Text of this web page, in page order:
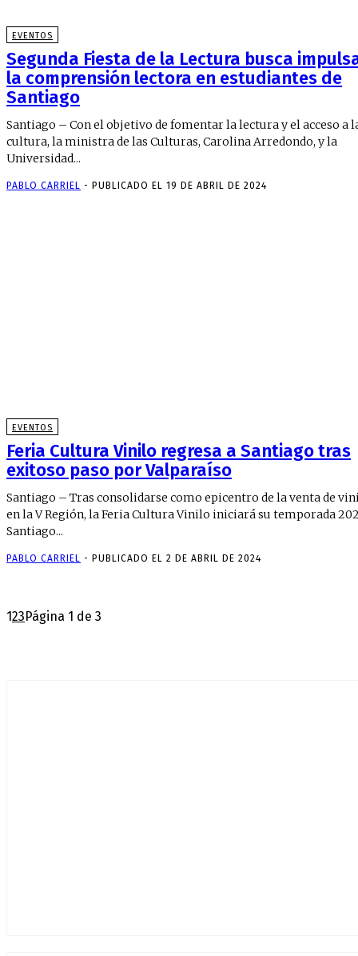
EVENTOS
Segunda Fiesta de la Lectura busca
la comprensión lectora en estudiantes de
Santiago
Santiago – Con el objetivo de fomentar la lectura y el acceso a
cultura, la ministra de las Culturas, Carolina Arredondo, y la
Universidad...
PABLO CARRIEL - PUBLICADO EL 19 DE ABRIL DE 2024
EVENTOS
Feria Cultura Vinilo regresa a Santiago tras
exitoso paso por Valparaíso
Santiago – Tras consolidarse como epicentro de la venta de
en la V Región, la Feria Cultura Vinilo iniciará su temporada
Santiago...
PABLO CARRIEL - PUBLICADO EL 2 DE ABRIL DE 2024
123Página 1 de 3